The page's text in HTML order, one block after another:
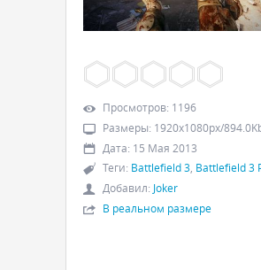
Просмотров: 1196
Размеры: 1920x1080px/
Дата: 15 Мая 2013
Теги: Battlefield 3, Battlefield 3
Добавил: Joker
В реальном размере